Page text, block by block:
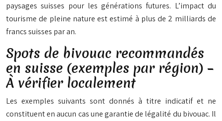
paysages suisses pour les générations futures. L’impact du
tourisme de pleine nature est estimé à plus de 2 milliards de
francs suisses par an.
Spots de bivouac recommandés
en suisse (exemples par région) –
À vérifier localement
Les exemples suivants sont donnés à titre indicatif et ne
constituent en aucun cas une garantie de légalité du bivouac. Il